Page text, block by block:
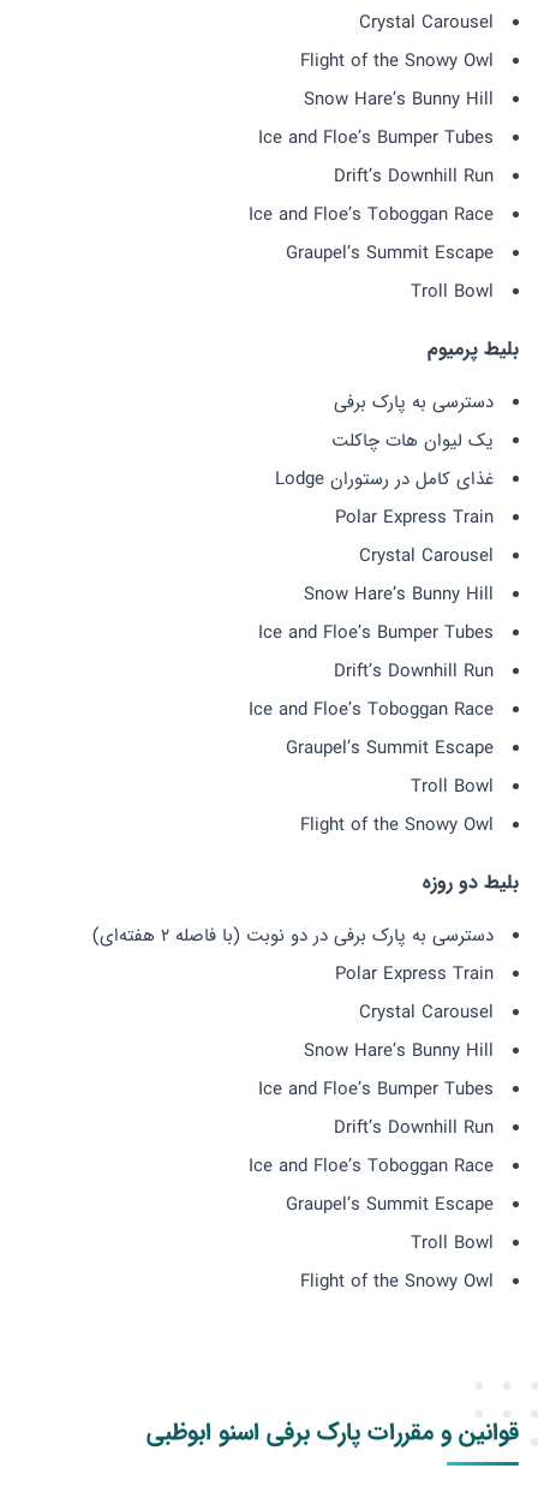
Crystal Carousel
Flight of the Snowy Owl
Snow Hare’s Bunny Hill
Ice and Floe’s Bumper Tubes
Drift’s Downhill Run
Ice and Floe’s Toboggan Race
Graupel’s Summit Escape
Troll Bowl
بلیط پرمیوم
دسترسی به پارک برفی
یک لیوان هات چاکلت
غذای کامل در رستوران Lodge
Polar Express Train
Crystal Carousel
Snow Hare’s Bunny Hill
Ice and Floe’s Bumper Tubes
Drift’s Downhill Run
Ice and Floe’s Toboggan Race
Graupel’s Summit Escape
Troll Bowl
Flight of the Snowy Owl
بلیط دو روزه
دسترسی به پارک برفی در دو نوبت (با فاصله 2 هفته‌ای)
Polar Express Train
Crystal Carousel
Snow Hare’s Bunny Hill
Ice and Floe’s Bumper Tubes
Drift’s Downhill Run
Ice and Floe’s Toboggan Race
Graupel’s Summit Escape
Troll Bowl
Flight of the Snowy Owl
قوانین و مقررات پارک برفی اسنو ابوظبی